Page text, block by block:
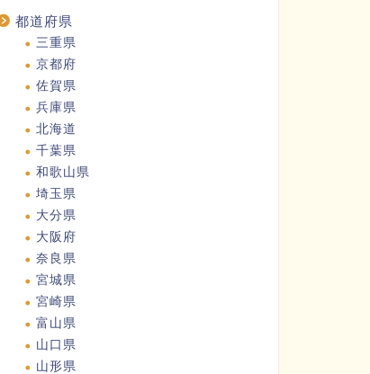
都道府県
三重県
京都府
佐賀県
兵庫県
北海道
千葉県
和歌山県
埼玉県
大分県
大阪府
奈良県
宮城県
宮崎県
富山県
山口県
山形県